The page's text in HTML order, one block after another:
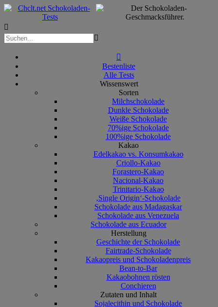



Bestenliste
Alle Tests
Wissenswert
Sorten
Milchschokolade
Dunkle Schokolade
Weiße Schokolade
70%ige Schokolade
100%ige Schokolade
Kakao
Edelkakao vs. Konsumkakao
Criollo-Kakao
Forastero-Kakao
Nacional-Kakao
Trinitario-Kakao
‚Single Origin‘-Schokolade
Schokolade aus Madagaskar
Schokolade aus Venezuela
Schokolade aus Ecuador
Herstellung
Geschichte der Schokolade
Fairtrade-Schokolade
Kakaopreis und Schokoladenpreis
Bean-to-Bar
Kakaobohnen rösten
Conchieren
Zutaten und Inhalt
Sojalecithin und Schokolade